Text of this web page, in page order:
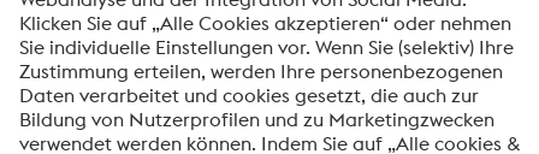
Anti-Roboter-Verifizierung
Hier klicken
FriendlyCaptcha ⇗
Mit dem Absenden dieses Formulars werden Ihre